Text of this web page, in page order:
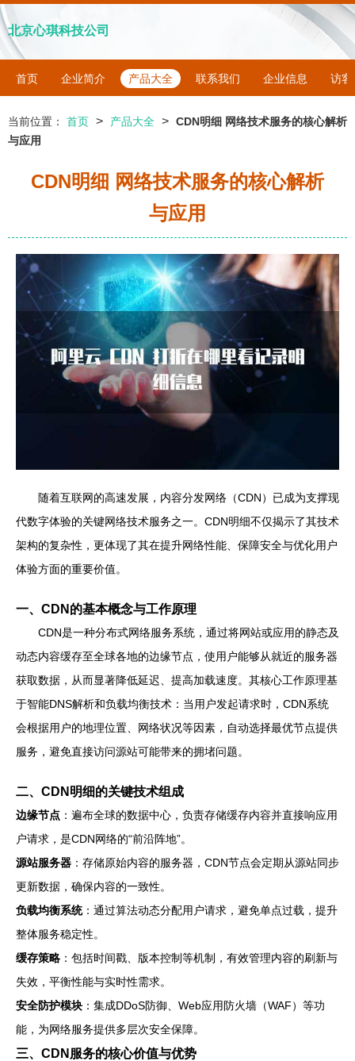
北京心琪科技公司
首页 企业简介 产品大全 联系我们 企业信息 访客
当前位置： 首页 > 产品大全 > CDN明细 网络技术服务的核心解析
与应用
CDN明细 网络技术服务的核心解析
与应用
随着互联网的高速发展，内容分发网络（CDN）已成为支撑现
代数字体验的关键网络技术服务之一。CDN明细不仅揭示了其技术
架构的复杂性，更体现了其在提升网络性能、保障安全与优化用户
体验方面的重要价值。
一、CDN的基本概念与工作原理
CDN是一种分布式网络服务系统，通过将网站或应用的静态及
动态内容缓存至全球各地的边缘节点，使用户能够从就近的服务器
获取数据，从而显著降低延迟、提高加载速度。其核心工作原理基
于智能DNS解析和负载均衡技术：当用户发起请求时，CDN系统
会根据用户的地理位置、网络状况等因素，自动选择最优节点提供
服务，避免直接访问源站可能带来的拥堵问题。
二、CDN明细的关键技术组成
边缘节点 ：遍布全球的数据中心，负责存储缓存内容并直接响应用
户请求，是CDN网络的“前沿阵地”。
源站服务器 ：存储原始内容的服务器，CDN节点会定期从源站同步
更新数据，确保内容的一致性。
负载均衡系统：通过算法动态分配用户请求，避免单点过载，提升
整体服务稳定性。
缓存策略 ：包括时间戳、版本控制等机制，有效管理内容的刷新与
失效，平衡性能与实时性需求。
安全防护模块 ：集成DDoS防御、Web应用防火墙（WAF）等功
能，为网络服务提供多层次安全保障。
三、CDN服务的核心价值与优势